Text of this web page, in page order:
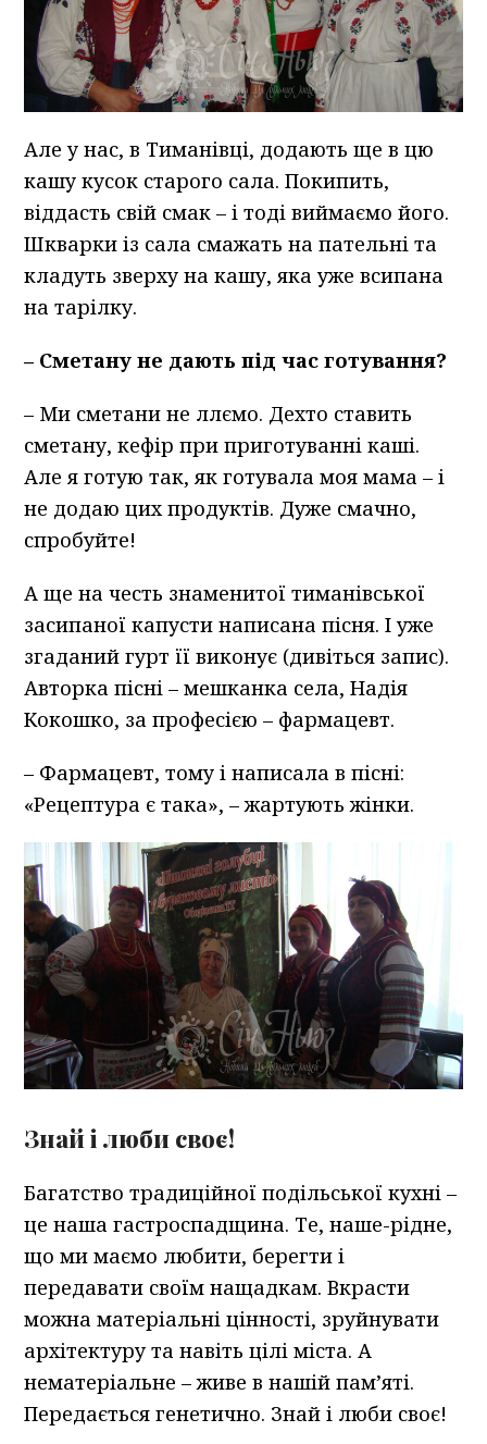
Але у нас, в Тиманівці, додають ще в цю
кашу кусок старого сала. Покипить,
віддасть свій смак – і тоді виймаємо його.
Шкварки із сала смажать на пательні та
кладуть зверху на кашу, яка уже всипана
на тарілку.
– Сметану не дають під час готування?
– Ми сметани не ллємо. Дехто ставить
сметану, кефір при приготуванні каші.
Але я готую так, як готувала моя мама – і
не додаю цих продуктів. Дуже смачно,
спробуйте!
А ще на честь знаменитої тиманівської
засипаної капусти написана пісня. І уже
згаданий гурт її виконує (дивіться запис).
Авторка пісні – мешканка села, Надія
Кокошко, за професією – фармацевт.
– Фармацевт, тому і написала в пісні:
«Рецептура є така», – жартують жінки.
Знай і люби своє!
Багатство традиційної подільської кухні –
це наша гастроспадщина. Те, наше-рідне,
що ми маємо любити, берегти і
передавати своїм нащадкам. Вкрасти
можна матеріальні цінності, зруйнувати
архітектуру та навіть цілі міста. А
нематеріальне – живе в нашій пам’яті.
Передається генетично. Знай і люби своє!